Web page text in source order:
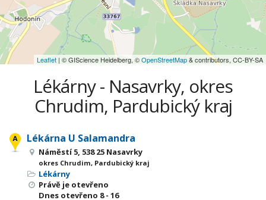
Leaflet | © GIScience Heidelberg, ©OpenStreetMap& contributors, CC-BY-SA
Lékárny - Nasavrky, okres
Chrudim, Pardubický kraj
Lékárna U Salamandra
Náměstí 5, 538 25 Nasavrky
okres Chrudim, Pardubický kraj
Lékárny
Právě je otevřeno
Dnes otevřeno 8 - 16